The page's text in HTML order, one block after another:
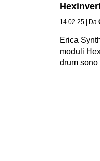
14.02.25 | Da
Erica
moduli
drum